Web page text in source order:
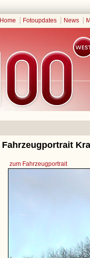
Home Fotoupdates News
Fahrzeugportrait
zum Fahrzeugportrait